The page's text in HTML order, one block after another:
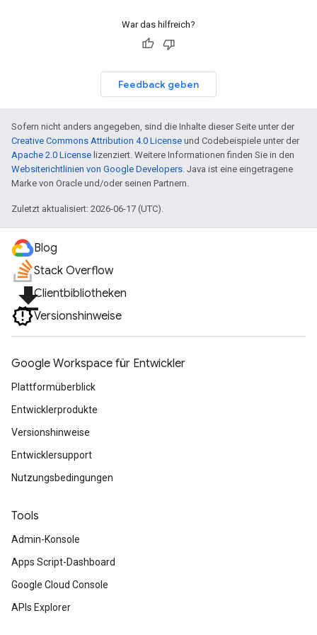
War das hilfreich?
Feedback geben
Sofern nicht anders angegeben, sind die Inhalte dieser Seite unter der
Creative Commons Attribution 4.0 License und Codebeispiele unter der
Apache 2.0 License lizenziert. Weitere Informationen finden Sie in den
Websiterichtlinien von Google Developers. Java ist eine eingetragene
Marke von Oracle und/oder seinen Partnern.
Zuletzt aktualisiert: 2026-06-17 (UTC).
Blog
Stack Overflow
file_downloadClientbibliotheken
Versionshinweise
Google Workspace für Entwickler
Plattformüberblick
Entwicklerprodukte
Versionshinweise
Entwicklersupport
Nutzungsbedingungen
Tools
Admin-Konsole
Apps Script-Dashboard
Google Cloud Console
APIs Explorer